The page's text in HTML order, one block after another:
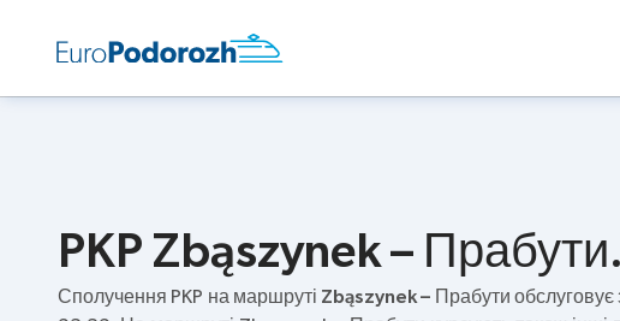
PKP Zbąszynek –
Сполучення PKP на маршруті Zbąszynek – Прабути обслуговує